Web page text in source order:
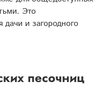
Это
и загородного
песочниц